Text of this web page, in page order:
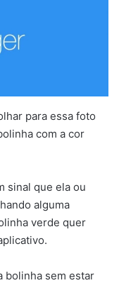
para essa foto
com a cor
sinal que ela ou
alguma
verde quer
bolinha sem estar